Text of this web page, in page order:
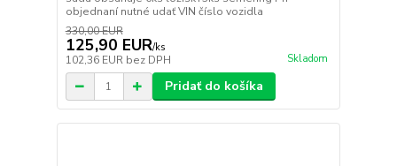
objednaní nutné udať VIN číslo vozidla
330,00 EUR
125,90 EUR/ks
102,36 EUR bez DPH Skladom
Pridať do košíka